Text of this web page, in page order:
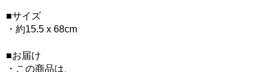
■サイズ
・約15.5 x 68cm
■お届け
・この商品は、